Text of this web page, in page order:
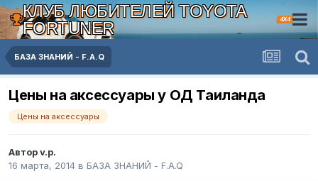
КЛУБ ЛЮБИТЕЛЕЙ TOYOTA
FORTUNER
4X4
БАЗА ЗНАНИЙ - F.A.Q
Цены на аксессуары у ОД Таиланда
Цены на аксессуары
Автор v.p.
16 марта, 2014 в БАЗА ЗНАНИЙ - F.A.Q